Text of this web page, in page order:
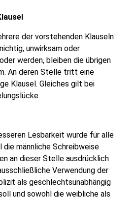
der vorstehenden Klauseln
unwirksam oder
werden, bleiben die übrigen
An deren Stelle tritt eine
Klausel. Gleiches gilt bei
Lesbarkeit wurde für alle
männliche Schreibweise
an dieser Stelle ausdrücklich
Verwendung der
als geschlechtsunabhängig
und sowohl die weibliche als